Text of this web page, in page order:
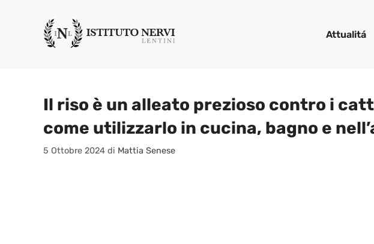
contenuto
Attualitá
Il riso è un alleato prezioso contro i
come utilizzarlo in cucina, bagno e
5 Ottobre 2024 di Mattia Senese